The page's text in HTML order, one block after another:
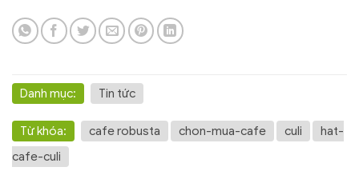
Danh mục: Tin tức
Từ khóa: cafe robusta chon-mua-cafe culi
hat-
cafe-culi